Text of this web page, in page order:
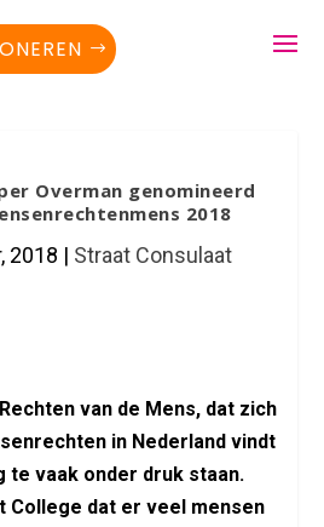
Overman genomineerd
2018
2018 | Straat Consulaat
van de Mens, dat zich
in Nederland vindt
te vaak onder druk staan.
dat er veel mensen